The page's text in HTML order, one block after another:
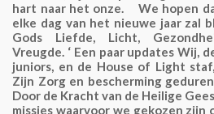
hart naar het onze. We hopen
elke dag van het nieuwe jaar zal
Gods Liefde, Licht,
Vreugde. ‘ Een paar updates Wij,
juniors, en de House of Light
Zijn Zorg en bescherming
Door de Kracht van de Heilige
missies waarvoor we gekozen zijn